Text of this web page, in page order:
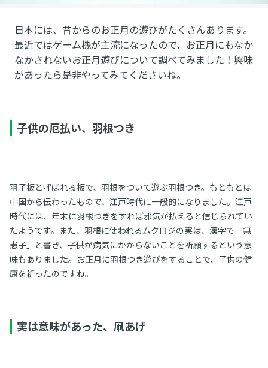
日本には、昔からのお正月の遊びがたくさんあります。
最近ではゲーム機が主流になったので、お正月にもなか
なかされないお正月遊びについて調べてみました！興味
があったら是非やってみてくださいね。
子供の厄払い、羽根つき
羽子板と呼ばれる板で、羽根をついて遊ぶ羽根つき。もともとは
中国から伝わったもので、江戸時代に一般的になりました。江戸
時代には、年末に羽根つきをすれば邪気が払えると信じられてい
たようです。また、羽根に使われるムクロジの実は、漢字で「無
患子」と書き、子供が病気にかからないことを祈願するという意
味もありました。お正月に羽根つき遊びをすることで、子供の健
康を祈ったのですね。
実は意味があった、凧あげ